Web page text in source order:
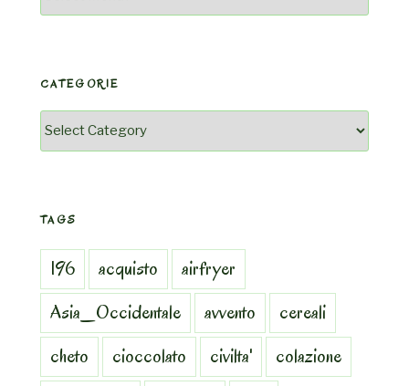
CATEGORIE
Categorie
TAGS
196 acquisto
airfryer
Asia_Occidentale
avvento
cereali
cheto
cioccolato civilta'
colazione